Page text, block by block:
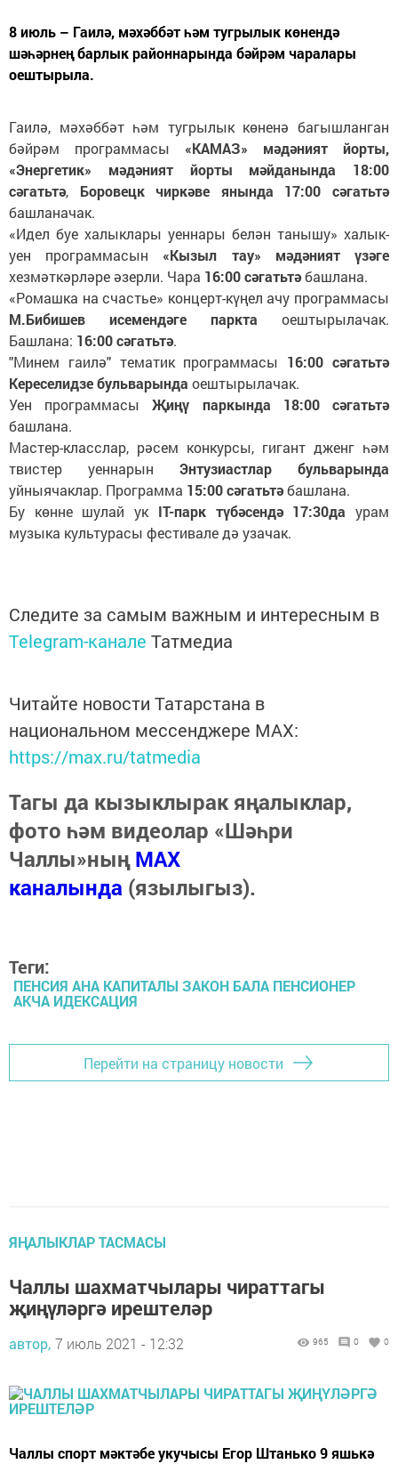
8 июль – Гаилә, мәхәббәт һәм тугрылык көнендә
шәһәрнең барлык районнарында бәйрәм чаралары
оештырыла.
Гаилә, мәхәббәт һәм тугрылык көненә багышланган
бәйрәм программасы «КАМАЗ» мәдәният йорты,
«Энергетик» мәдәният йорты мәйданында 18:00
сәгатьтә, Боровецк чиркәве янында 17:00 сәгатьтә
башланачак.
«Идел буе халыклары уеннары белән танышу» халык-
уен программасын «Кызыл тау» мәдәният үзәге
хезмәткәрләре әзерли. Чара 16:00 сәгатьтәбашлана.
«Ромашка на счастье» концерт-күңел ачу программасы
М.Бибишев исемендәге паркта оештырылачак.
Башлана: 16:00 сәгатьтә.
"Минем гаилә" тематик программасы 16:00 сәгатьтә
Кереселидзе бульварында оештырылачак.
Уен программасыҖиңү паркында 18:00 сәгатьтә
башлана.
Мастер-класслар, рәсем конкурсы, гигант дженг һәм
твистер уеннарын Энтузиастлар бульварында
уйныячаклар. Программа 15:00 сәгатьтәбашлана.
Бу көнне шулай ук IT-парк түбәсендә 17:30даурам
музыка культурасы фестивале дә узачак.
Следите за самым важным и интересным в
Telegram-канале Татмедиа
Читайте новости Татарстана в
национальном мессенджере MАХ:
https://max.ru/tatmedia
Тагы да кызыклырак яңалыклар,
фото һәм видеолар «Шәһри
Чаллы»ныңMAX
каналында (язылыгыз).
Теги:
ПЕНСИЯ АНА КАПИТАЛЫ ЗАКОН БАЛА ПЕНСИОНЕР
АКЧА ИДЕКСАЦИЯ
Перейти на страницу новости
ЯҢАЛЫКЛАР ТАСМАСЫ
Чаллы шахматчылары чираттагы
җиңүләргә ирештеләр
автор, 7 июль 2021 - 12:32 965 0 0
Чаллы спорт мәктәбе укучысы Егор Штанько 9 яшькә